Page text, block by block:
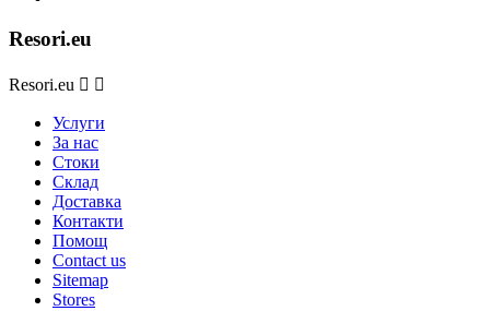
Resori.eu
Resori.eu  
Услуги
За нас
Стоки
Склад
Доставка
Контакти
Помощ
Contact us
Sitemap
Stores